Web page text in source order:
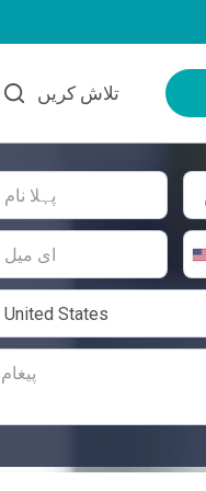
تلاش کریں